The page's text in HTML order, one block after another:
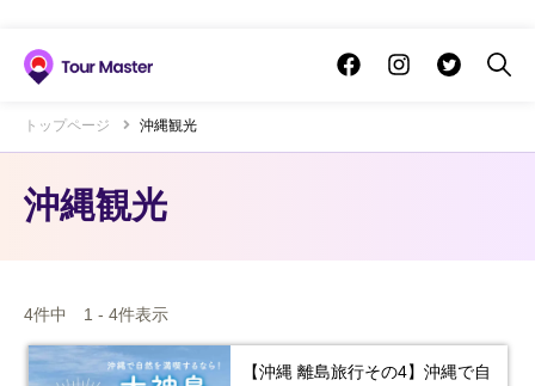
トップページ 沖縄観光
沖縄観光
4件中 1 - 4件表示
【沖縄 離島旅行その4】沖縄で自